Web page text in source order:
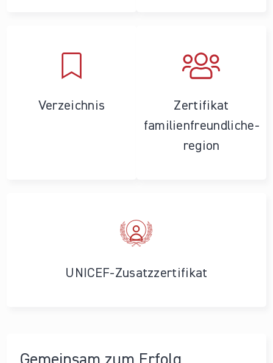
Verzeichnis
Zertifikat
familienfreundliche­
region
UNICEF-Zusatzzertifikat